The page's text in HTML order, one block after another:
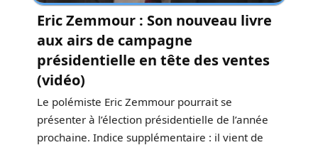
Eric Zemmour : Son nouveau livre
aux airs de campagne
présidentielle en tête des ventes
(vidéo)
Le polémiste Eric Zemmour pourrait se
présenter à l’élection présidentielle de l’année
prochaine. Indice supplémentaire : il vient de